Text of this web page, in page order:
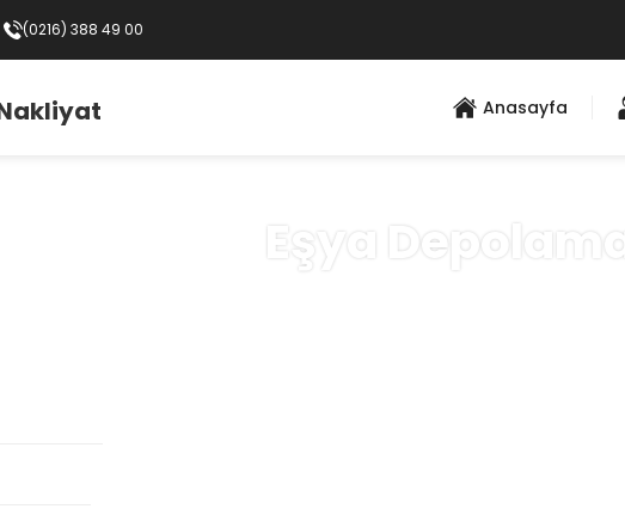
(0216) 388 49 00
Anasayfa
Eşya Depolama